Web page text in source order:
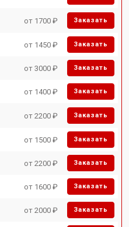
от 1700 ₽ Заказать
от 1450 ₽ Заказать
от 3000 ₽ Заказать
от 1400 ₽ Заказать
от 2200 ₽ Заказать
от 1500 ₽ Заказать
от 2200 ₽ Заказать
от 1600 ₽ Заказать
от 2000 ₽ Заказать